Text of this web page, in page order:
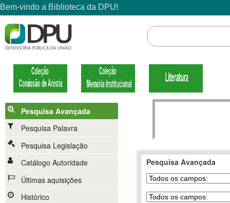
Pesquisa Avançada
Pesquisa Palavra
Pesquisa Legislação
Catálogo Autoridade
Últimas aquisições
Histórico
Pesquisa Avançada